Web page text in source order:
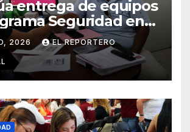
entrega de equipos
Seguridad en
2026 EL REPORTERO